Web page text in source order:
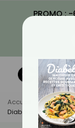
PROMO :
Accueil Actus
Diabète : Pourquoi